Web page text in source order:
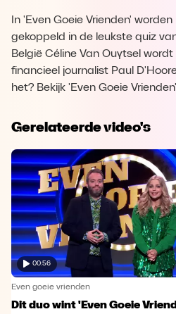
In 'Even Goeie Vrienden'
gekoppeld in de leukste quiz
België Céline Van Ouytsel
financieel journalist Paul
het? Bekijk 'Even Goeie
Gerelateerde video's
00:56
Even goeie vrienden
Dit duo wint 'Even Goeie